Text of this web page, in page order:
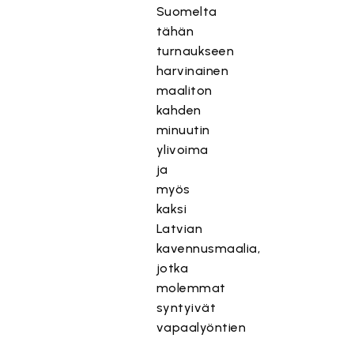
Suomelta
tähän
turnaukseen
harvinainen
maaliton
kahden
minuutin
ylivoima
ja
myös
kaksi
Latvian
kavennusmaalia,
jotka
molemmat
syntyivät
vapaalyöntien